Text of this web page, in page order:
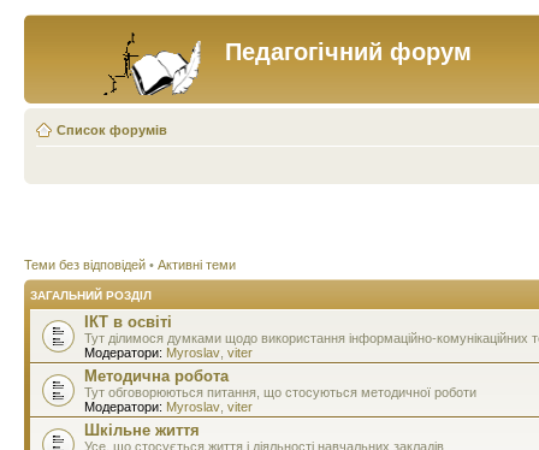
Педагогічний форум
Список форумів
Теми без відповідей • Активні теми
ЗАГАЛЬНИЙ РОЗДІЛ
ІКТ в освіті
Тут ділимося думками щодо використання інформаційно-комунікаційних
Модератори: Myroslav viter
Методична робота
Тут обговорюються питання, що стосуються методичної роботи
Модератори: Myroslav viter
Шкільне життя
Усе, що стосується життя і діяльності навчальних закладів